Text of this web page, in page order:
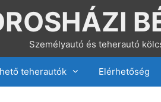
Személyautó és teherautó
teherautók Elérhetőség